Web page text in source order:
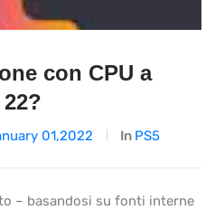
con CPU a
01,2022 In PS5
– basandosi su fonti interne